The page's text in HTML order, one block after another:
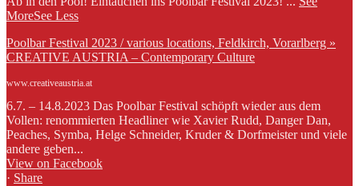
MoreSee Less
Poolbar Festival 2023 / various locations, Feldkirch, Vorarlberg »
CREATIVE AUSTRIA – Contemporary Culture
www.creativeaustria.at
6.7. – 14.8.2023 Das Poolbar Festival schöpft wieder aus dem
Vollen: renommierten Headliner wie Xavier Rudd, Danger Dan,
Peaches, Symba, Helge Schneider, Kruder & Dorfmeister und viele
andere geben...
View on Facebook
· Share